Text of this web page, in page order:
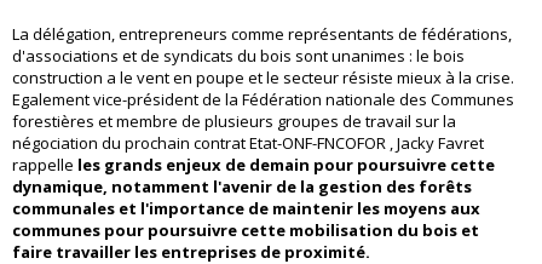
La délégation, entrepreneurs comme représentants de fédérations,
d'associations et de syndicats du bois sont unanimes : le bois
construction a le vent en poupe et le secteur résiste mieux à la crise.
Egalement vice-président de la Fédération nationale des Communes
forestières et membre de plusieurs groupes de travail sur la
négociation du prochain contrat Etat-ONF-FNCOFOR , Jacky Favret
rappelle les grands enjeux de demain pour poursuivre cette
dynamique, notamment l'avenir de la gestion des forêts
communales et l'importance de maintenir les moyens aux
communes pour poursuivre cette mobilisation du bois et
faire travailler les entreprises de proximité.